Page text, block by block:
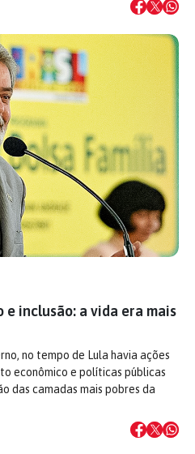
e inclusão: a vida era mais
no tempo de Lula havia ações
econômico e políticas públicas
das camadas mais pobres da